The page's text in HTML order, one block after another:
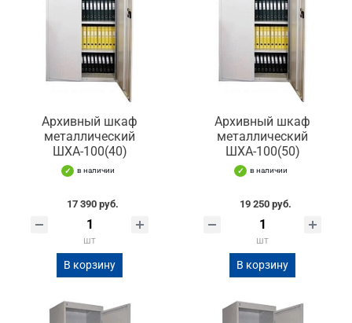
Архивный шкаф
металлический
ШХА-100(40)
в наличии
17 390 руб.
шт
В корзину
Архивный шкаф
металлический
ШХА-100(50)
в наличии
19 250 руб.
шт
В корзину